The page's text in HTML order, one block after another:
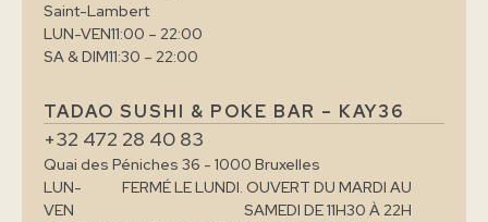
Saint-Lambert
LUN-VEN11:00 – 22:00
SA & DIM11:30 – 22:00
TADAO SUSHI & POKE BAR – KAY36
+32 472 28 40 83
Quai des Péniches 36 - 1000 Bruxelles
LUN-
VEN
FERMÉ LE LUNDI. OUVERT DU MARDI AU
SAMEDI DE 11H30 À 22H